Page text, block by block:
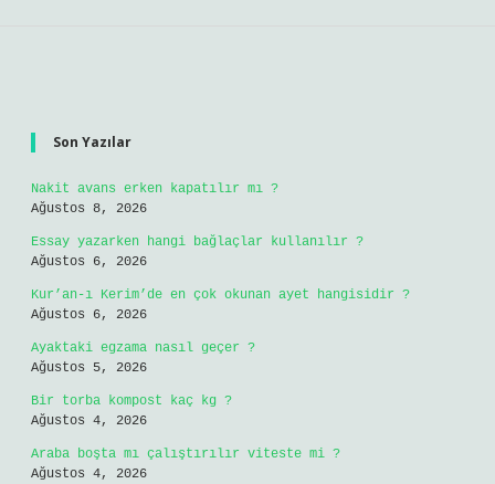
Son Yazılar
Nakit avans erken kapatılır mı ?
Ağustos 8, 2026
Essay yazarken hangi bağlaçlar kullanılır ?
Ağustos 6, 2026
Kur’an-ı Kerim’de en çok okunan ayet hangisidir ?
Ağustos 6, 2026
Ayaktaki egzama nasıl geçer ?
Ağustos 5, 2026
Bir torba kompost kaç kg ?
Ağustos 4, 2026
Araba boşta mı çalıştırılır viteste mi ?
Ağustos 4, 2026